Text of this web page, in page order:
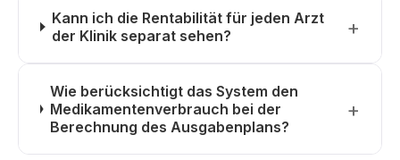
Kann ich die Rentabilität für jeden Arzt
der Klinik separat sehen?
Wie berücksichtigt das System den
Medikamentenverbrauch bei der
Berechnung des Ausgabenplans?